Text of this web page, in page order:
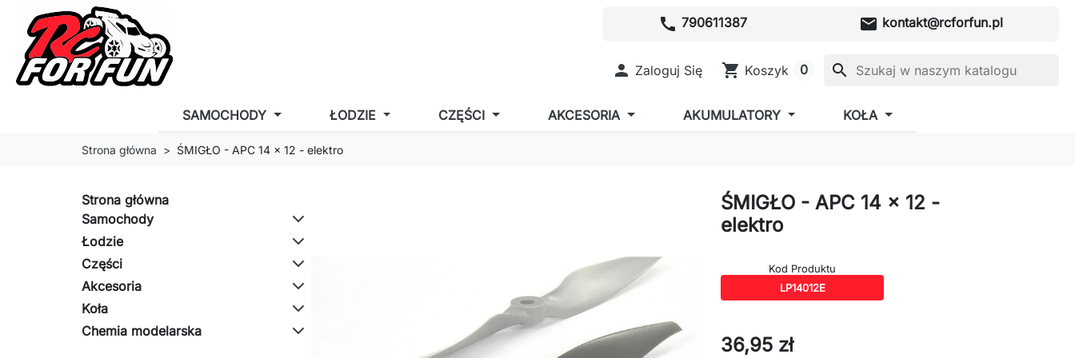
call 790611387 mail kontakt@rcforfun.pl
 Zaloguj Się shopping_cart Koszyk 0 search
SAMOCHODY ŁODZIE CZĘŚCI AKCESORIA AKUMULATORY KOŁA
Strona główna ŚMIGŁO - APC 14 x 12 - elektro
Strona główna
Samochody
Łodzie
Części
Akcesoria
Koła
Chemia modelarska
ŚMIGŁO - APC 14 x 12 -
elektro
Kod Produktu
LP14012E
36,95 zł